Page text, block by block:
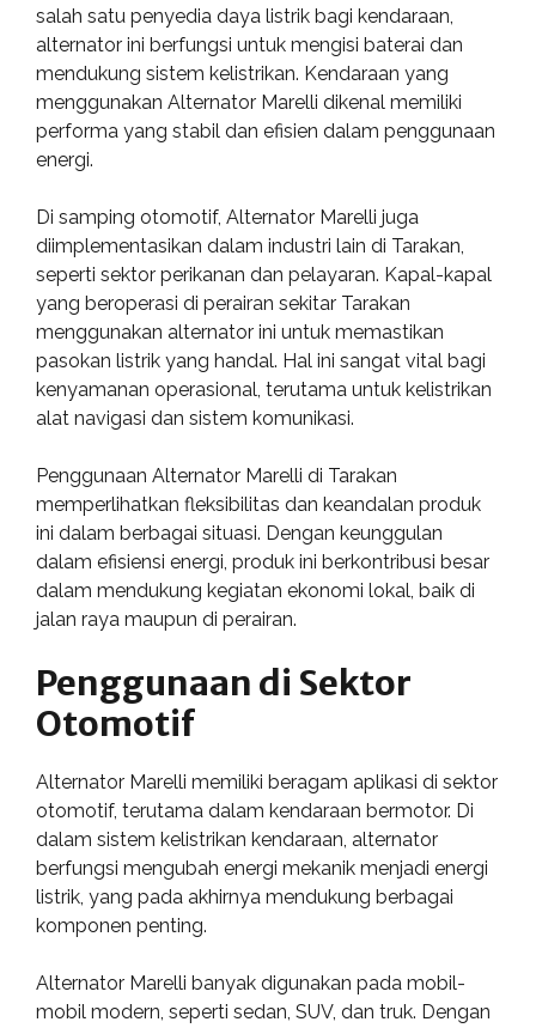
salah satu penyedia daya listrik bagi kendaraan,
alternator ini berfungsi untuk mengisi baterai dan
mendukung sistem kelistrikan. Kendaraan yang
menggunakan Alternator Marelli dikenal memiliki
performa yang stabil dan efisien dalam penggunaan
energi.
Di samping otomotif, Alternator Marelli juga
diimplementasikan dalam industri lain di Tarakan,
seperti sektor perikanan dan pelayaran. Kapal-kapal
yang beroperasi di perairan sekitar Tarakan
menggunakan alternator ini untuk memastikan
pasokan listrik yang handal. Hal ini sangat vital bagi
kenyamanan operasional, terutama untuk kelistrikan
alat navigasi dan sistem komunikasi.
Penggunaan Alternator Marelli di Tarakan
memperlihatkan fleksibilitas dan keandalan produk
ini dalam berbagai situasi. Dengan keunggulan
dalam efisiensi energi, produk ini berkontribusi besar
dalam mendukung kegiatan ekonomi lokal, baik di
jalan raya maupun di perairan.
Penggunaan di Sektor
Otomotif
Alternator Marelli memiliki beragam aplikasi di sektor
otomotif, terutama dalam kendaraan bermotor. Di
dalam sistem kelistrikan kendaraan, alternator
berfungsi mengubah energi mekanik menjadi energi
listrik, yang pada akhirnya mendukung berbagai
komponen penting.
Alternator Marelli banyak digunakan pada mobil-
mobil modern, seperti sedan, SUV, dan truk. Dengan